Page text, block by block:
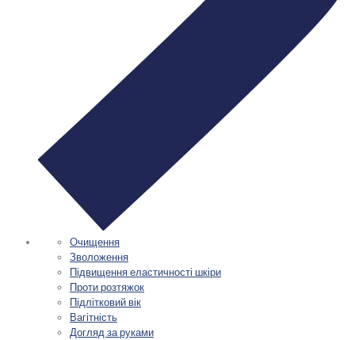
Очищення
Зволоження
Підвищення еластичності шкіри
Проти розтяжок
Підлітковий вік
Вагітність
Догляд за руками